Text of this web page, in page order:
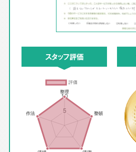
スタッフ評価